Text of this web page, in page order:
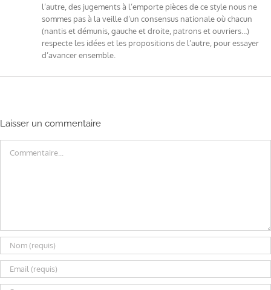
l’autre, des jugements à l’emporte pièces de ce style nous ne
sommes pas à la veille d’un consensus nationale où chacun
(nantis et démunis, gauche et droite, patrons et ouvriers…)
respecte les idées et les propositions de l’autre, pour essayer
d’avancer ensemble.
Laisser un commentaire